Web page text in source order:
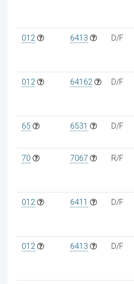
012 6413 D/F
012 64162 D/F
65 6531 D/F
70 7067 R/F
012 6411 D/F
012 6413 D/F